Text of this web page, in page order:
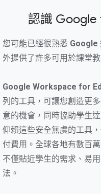
認識 Google
您可能已經很熟悉 Google
外提供了許多可用於課堂
Google Workspace for
列的工具，可讓您創造更
意的機會，同時協助學生
仰賴這些安全無虞的工具
付費用。全球各地有數百
不僅貼近學生的需求、易
法。